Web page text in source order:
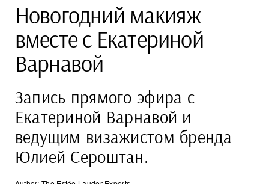
Новогодний макияж
вместе с Екатериной
Варнавой
Запись прямого эфира с
Екатериной Варнавой и
ведущим визажистом бренда
Юлией Сероштан.